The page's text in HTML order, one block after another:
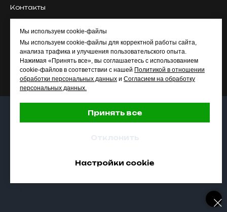
Контакты
ПРАВОВАЯ ИНФОРМАЦИЯ
Политика конфиденциальности
Согласие на обработку данных
Мы используем cookie-файлы
Мы используем cookie-файлы для корректной работы сайта,
анализа трафика и улучшения пользовательского опыта.
Нажимая «Принять все», вы соглашаетесь с использованием
cookie-файлов в соответствии с нашей Политикой в отношении
обработки персональных данных и Согласием на обработку
персональных данных.
Принять все
Настройки cookie